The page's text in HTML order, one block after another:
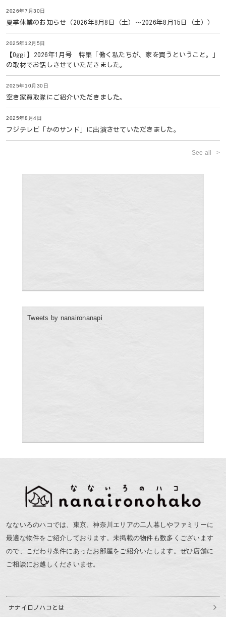
2026年7月30日
夏季休業のお知らせ（2026年8月8日（土）〜2026年8月15日（土））
2025年12月5日
【Oggi】2026年1月号 特集「働く私たちが、家を買うということ。」
の取材でお話しさせていただきました。
2025年10月30日
空き家買取隊にご紹介いただきました。
2025年8月4日
フジテレビ「かのサンド」に出演させていただきました。
See all
Tweets by nanaironanapi
なないろのハコでは、東京、神奈川エリアの二人暮しやファミリーに
最適な物件をご紹介しております。未掲載の物件も数多くございます
ので、こだわり条件にあったお部屋をご紹介いたします。ぜひ店舗に
ご相談にお越しくださいませ。
ナナイロノハコとは